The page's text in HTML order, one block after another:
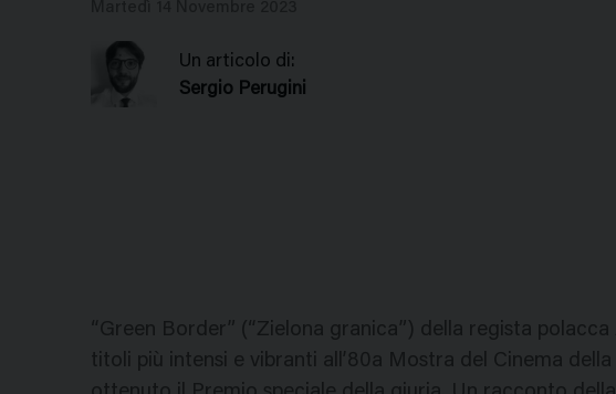
Un articolo di:
Sergio Perugini
“Green Border” (“Zielona granica”) della regista
titoli più intensi e vibranti all’80a Mostra del Cinema